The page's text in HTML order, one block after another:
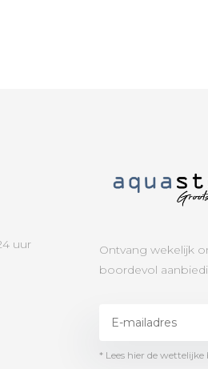
uur
Ontvang wekelijk
boordevol
* Lees hier de